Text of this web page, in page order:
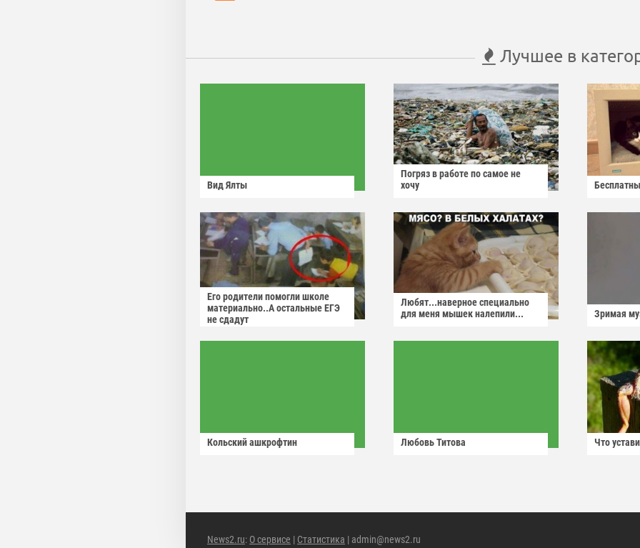
Лучшее в
Вид Ялты
Погряз в работе по самое не
хочу
Его родители помогли школе
материально..А остальные ЕГЭ
не сдадут
Любят...наверное специально
для меня мышек налепили...
Зримая
Кольский ашкрофтин Любовь Титова Что
News2.ru: О сервисе | Статистика | admin@news2.ru